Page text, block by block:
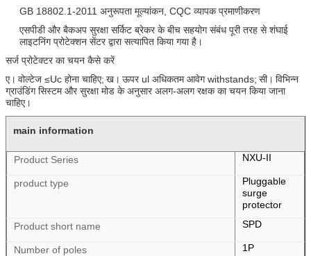
GB 18802.1-2011 अनुरूपता मूल्यांकन, CQC व्यापक प्रमाणीकरण
एसपीडी और बैकअप सुरक्षा सर्किट ब्रेकर के बीच सहयोग संबंध पूरी तरह से शंघाई
लाइटनिंग प्रोटेक्शन सेंटर द्वारा सत्यापित किया गया है।
सर्ज प्रोटेक्टर का चयन कैसे करें
ए। वोल्टेज ≤Uc होना चाहिए; ख। ऊपर ul अधिकतम आवेग withstands; सी। विभिन्न
ग्राउंडिंग सिस्टम और सुरक्षा मोड के अनुसार अलग-अलग रक्षक का चयन किया जाना
चाहिए।
main information
Product Series NXU-II
product type
Pluggable
surge
protector
Product short name
SPD
Number of poles 1P